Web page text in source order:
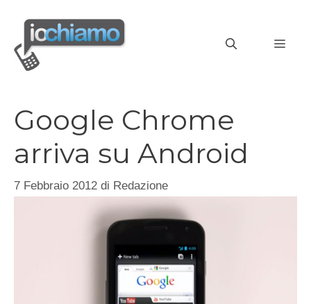
contenuto
Google Chrome
arriva su Android
7 Febbraio 2012 di Redazione